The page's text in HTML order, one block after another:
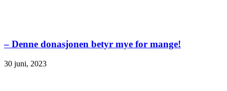
– Denne donasjonen betyr mye for mange!
30 juni, 2023